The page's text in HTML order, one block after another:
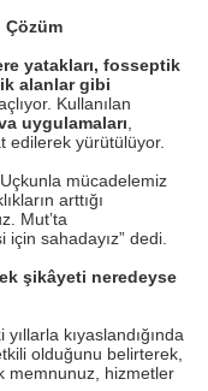
Çözüm
yatakları, fosseptik
alanlar gibi
Kullanılan
uygulamaları,
edilerek yürütülüyor.
mücadelemiz
arttığı
Mut’ta
için sahadayız” dedi.
şikâyeti neredeyse
yıllarla kıyaslandığında
olduğunu belirterek,
memnunuz, hizmetler